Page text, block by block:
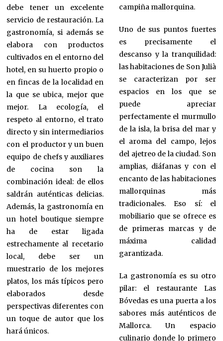
debe tener un excelente
servicio de restauración. La
gastronomía, si además se
elabora con productos
cultivados en el entorno del
hotel, en su huerto propio o
en fincas de la localidad en
la que se ubica, mejor que
mejor. La ecología, el
respeto al entorno, el trato
directo y sin intermediarios
con el productor y un buen
equipo de chefs y auxiliares
de cocina son la
combinación ideal: de ellos
saldrán auténticas delicias.
Además, la gastronomía en
un hotel boutique siempre
ha de estar ligada
estrechamente al recetario
local, debe ser un
muestrario de los mejores
platos, los más típicos pero
elaborados desde
perspectivas diferentes con
un toque de autor que los
hará únicos.
campiña mallorquina.
Uno de sus puntos fuertes
es precisamente el
descanso y la tranquilidad:
las habitaciones de Son Julià
se caracterizan por ser
espacios en los que se
puede apreciar
perfectamente el murmullo
de la isla, la brisa del mar y
el aroma del campo, lejos
del ajetreo de la ciudad. Son
amplias, diáfanas y con el
encanto de las habitaciones
mallorquinas más
tradicionales. Eso sí: el
mobiliario que se ofrece es
de primeras marcas y de
máxima calidad
garantizada.
La gastronomía es su otro
pilar: el restaurante Las
Bóvedas es una puerta a los
sabores más auténticos de
Mallorca. Un espacio
culinario donde lo primero